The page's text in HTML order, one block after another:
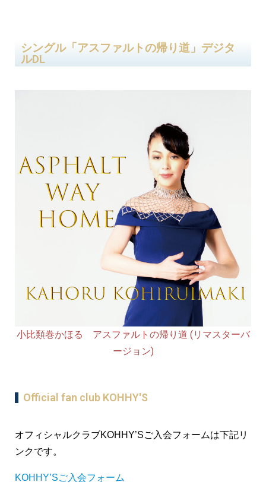
シングル「アスファルトの帰り道」デジタ
ルDL
小比類巻かほる アスファルトの帰り道 (リマスターバ
ージョン)
Official fan club KOHHY'S
オフィシャルクラブKOHHY’Sご入会フォームは下記リ
ンクです。
KOHHY’Sご入会フォーム